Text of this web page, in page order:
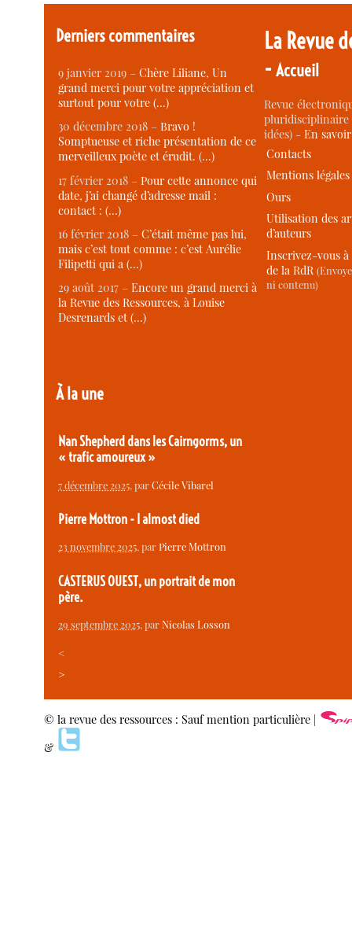
Derniers commentaires
9 janvier 2019 –Chère Liliane, Un
grand merci pour votre appréciation et
surtout pour votre (…)
30 décembre 2018 –Bravo !
Somptueuse et riche présentation de ce
merveilleux poète et érudit. (…)
17 février 2018 –Pour cette annonce qui
date, j’ai changé d’adresse mail :
contact : (…)
16 février 2018 –C’était même pas lui,
mais c’est tout comme : c’est Aurélie
Filipetti qui a (…)
29 août 2017 –Encore un grand merci à
la Revue des Ressources, à Louise
Desrenards et (…)
À la une
Nan Shepherd dans les Cairngorms, un
« trafic amoureux »
7 décembre 2025, parCécile Vibarel
Pierre Mottron - I almost died
23 novembre 2025, parPierre Mottron
CASTERUS OUEST, un portrait de mon
père.
29 septembre 2025, parNicolas Losson
<
>
La Revue
-Accueil
Revue
idées) -En
Contacts
Mentions légales
Ours
Utilisation des
d’auteurs
Inscrivez-vous
de la RdR
ni contenu)
© la revue des ressources : Sauf mention particulière |
&